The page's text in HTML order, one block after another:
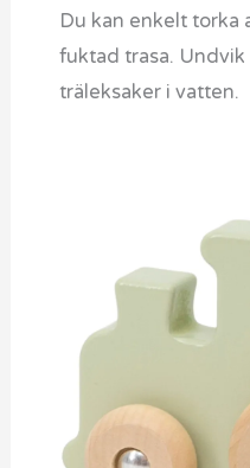
Du kan enkelt torka
fuktad trasa. Undvik
träleksaker i vatten.